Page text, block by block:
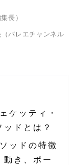
長）
バレエチャンネル
ッティ・
ドとは？
ッドの特徴
動き、ポー